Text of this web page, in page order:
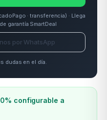
· transferencia) · Llega
garantía SmartDeal
por WhatsApp
dudas en el día.
configurable a